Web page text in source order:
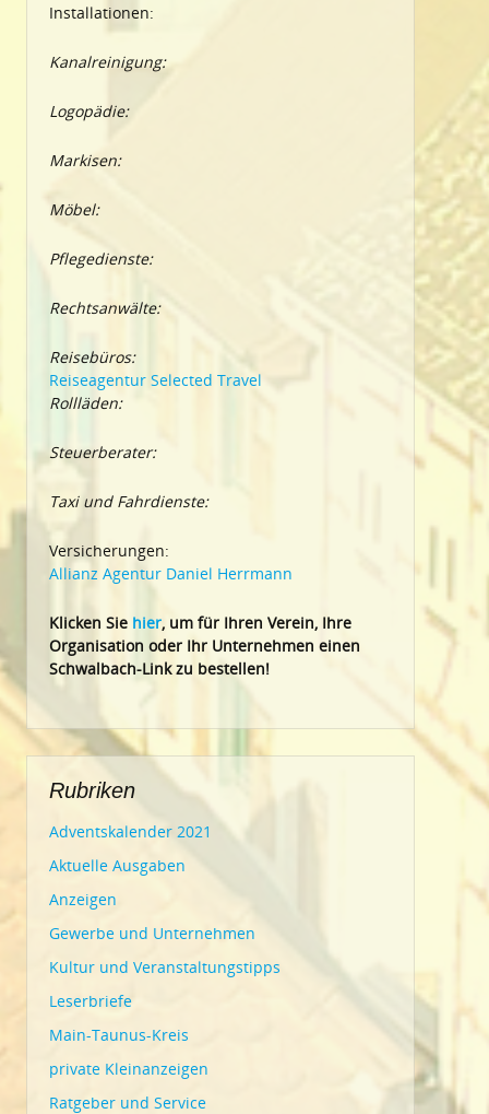
Installationen:
Kanalreinigung:
Logopädie:
Markisen:
Möbel:
Pflegedienste:
Rechtsanwälte:
Reisebüros:
Reiseagentur Selected Travel
Rollläden:
Steuerberater:
Taxi und Fahrdienste:
Versicherungen:
Allianz Agentur Daniel Herrmann
Klicken Sie hier, um für Ihren Verein, Ihre
Organisation oder Ihr Unternehmen einen
Schwalbach-Link zu bestellen!
Rubriken
Adventskalender 2021
Aktuelle Ausgaben
Anzeigen
Gewerbe und Unternehmen
Kultur und Veranstaltungstipps
Leserbriefe
Main-Taunus-Kreis
private Kleinanzeigen
Ratgeber und Service